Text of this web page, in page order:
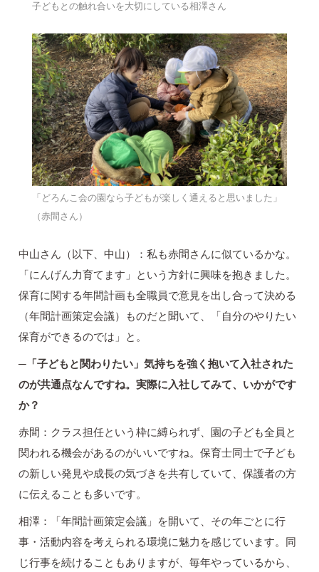
子どもとの触れ合いを大切にしている相澤さん
「どろんこ会の園なら子どもが楽しく通えると思いました」
（赤間さん）
中山さん（以下、中山）：私も赤間さんに似ているかな。
「にんげん力育てます」という方針に興味を抱きました。
保育に関する年間計画も全職員で意見を出し合って決める
（年間計画策定会議）ものだと聞いて、「自分のやりたい
保育ができるのでは」と。
─「子どもと関わりたい」気持ちを強く抱いて入社された
のが共通点なんですね。実際に入社してみて、いかがです
か？
赤間：クラス担任という枠に縛られず、園の子ども全員と
関われる機会があるのがいいですね。保育士同士で子ども
の新しい発見や成長の気づきを共有していて、保護者の方
に伝えることも多いです。
相澤：「年間計画策定会議」を開いて、その年ごとに行
事・活動内容を考えられる環境に魅力を感じています。同
じ行事を続けることもありますが、毎年やっているから、